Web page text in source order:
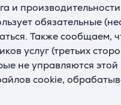
и
обязательные
Также сообщаем,
услуг (третьих
не управляются
cookie,
Delivery, что